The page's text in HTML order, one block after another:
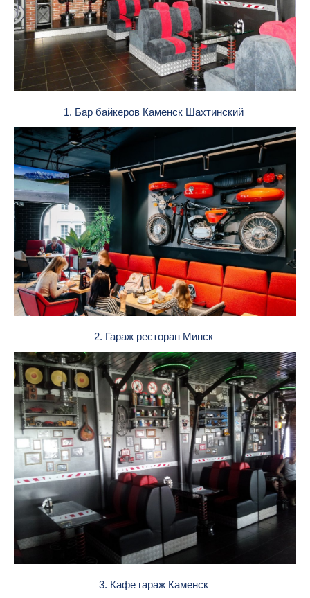
1. Бар байкеров Каменск Шахтинский
2. Гараж ресторан Минск
3. Кафе гараж Каменск